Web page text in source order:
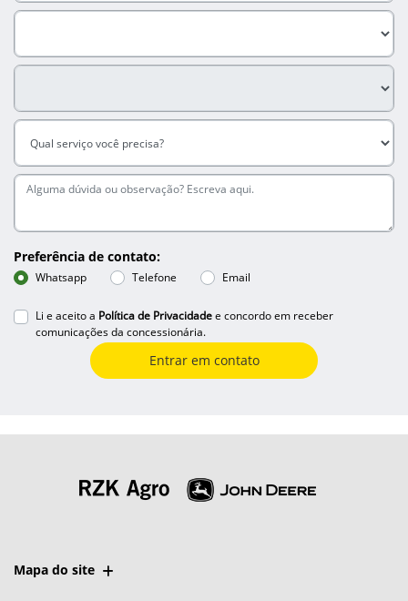
Preferência de contato:
Whatsapp Telefone Email
Li e aceito a Política de Privacidadee concordo em receber
comunicações da concessionária.
Entrar em contato
Mapa do site